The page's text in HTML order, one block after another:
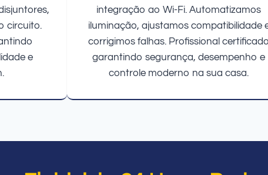
circuito.
e
integração ao Wi-Fi. Automatizamos
iluminação, ajustamos compatibilidade
corrigimos falhas. Profissional certificado
garantindo segurança, desempenho e
controle moderno na sua casa.